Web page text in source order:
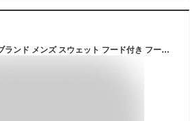
チャンピオン パーカー ブランド メンズ スウェット フード付き フーディ 裏起毛 裏フリース カモ柄 カモフラージュ 秋 冬 迷彩 綿混 アクションスタイル プルオーバー Champion スウェットパーカー C3A111 新作 大きいサイズ 有